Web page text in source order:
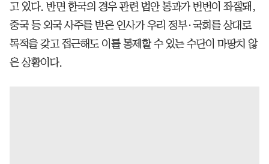
고 있다. 반면 한국의 경우 관련 법안 통과가 번번이 좌절돼,
중국 등 외국 사주를 받은 인사가 우리 정부·국회를 상대로
목적을 갖고 접근해도 이를 통제할 수 있는 수단이 마땅치 않
은 상황이다.